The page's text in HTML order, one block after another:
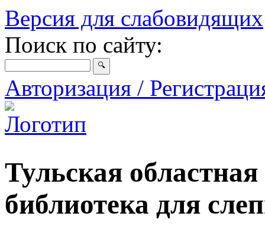
Версия для слабовидящих
Поиск по сайту:
Авторизация /
Тульская
библиотека для